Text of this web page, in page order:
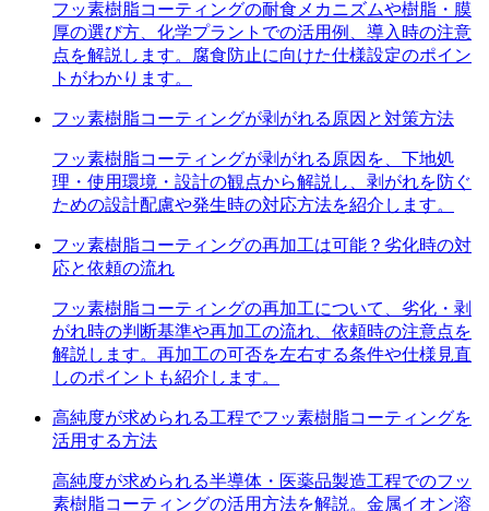
フッ素樹脂コーティングの耐食メカニズムや樹脂・膜
厚の選び方、化学プラントでの活用例、導入時の注意
点を解説します。腐食防止に向けた仕様設定のポイン
トがわかります。
フッ素樹脂コーティングが剥がれる原因と対策方法
フッ素樹脂コーティングが剥がれる原因を、下地処
理・使用環境・設計の観点から解説し、剥がれを防ぐ
ための設計配慮や発生時の対応方法を紹介します。
フッ素樹脂コーティングの再加工は可能？劣化時の対
応と依頼の流れ
フッ素樹脂コーティングの再加工について、劣化・剥
がれ時の判断基準や再加工の流れ、依頼時の注意点を
解説します。再加工の可否を左右する条件や仕様見直
しのポイントも紹介します。
高純度が求められる工程でフッ素樹脂コーティングを
活用する方法
高純度が求められる半導体・医薬品製造工程でのフッ
素樹脂コーティングの活用方法を解説。金属イオン溶